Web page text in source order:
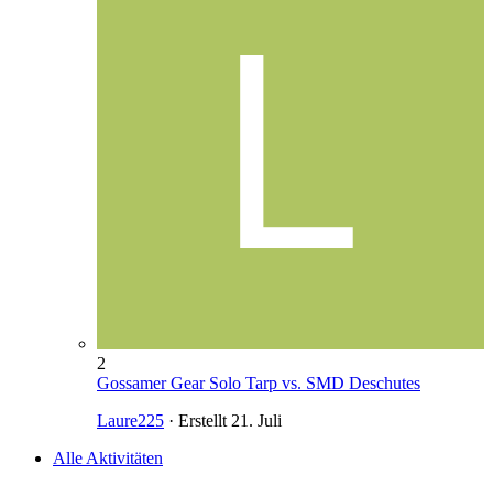
2
Gossamer Gear Solo Tarp vs. SMD Deschutes
Laure225 · Erstellt 21. Juli
Alle Aktivitäten